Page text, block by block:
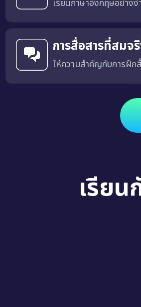
เรียนภาษาอังกฤษอย่าง
การสื่อสารที่สมจ
ให้ความสำคัญกับการฝึก
เรีย